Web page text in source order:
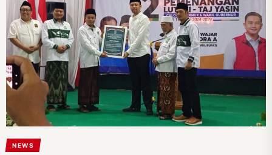
NEWS